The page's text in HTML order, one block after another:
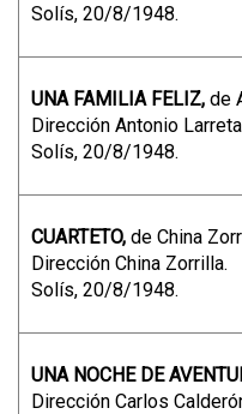
Solís, 20/8/1948.
UNA FAMILIA FELIZ, de
Dirección Antonio
Solís, 20/8/1948.
CUARTETO, de China
Dirección China Zorrilla.
Solís, 20/8/1948.
UNA NOCHE DE
Dirección Carlos